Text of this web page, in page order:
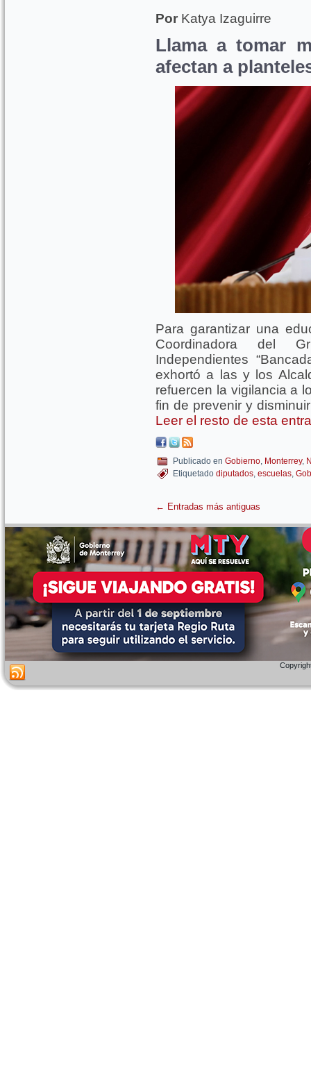
Por Katya Izaguirre
Llama a tomar
afectan a
Para garantizar una
Coordinadora del
Independientes
exhortó a las y los
refuercen la vigilancia a
fin de prevenir y
Leer el resto de esta
Publicado en Gobierno, Monterrey,
Etiquetado diputados, escuelas,
← Entradas más antiguas